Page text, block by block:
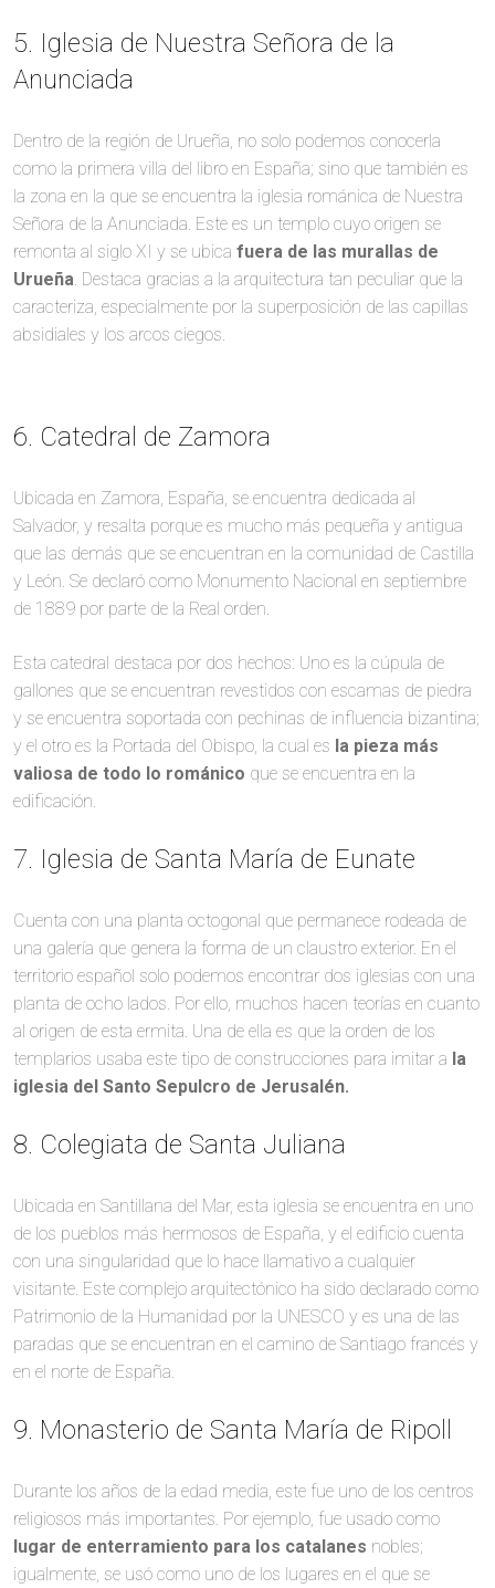
5. Iglesia de Nuestra Señora de la
Anunciada
Dentro de la región de Urueña, no solo podemos conocerla
como la primera villa del libro en España; sino que también es
la zona en la que se encuentra la iglesia románica de Nuestra
Señora de la Anunciada. Este es un templo cuyo origen se
remonta al siglo XI y se ubica fuera de las murallas de
Urueña . Destaca gracias a la arquitectura tan peculiar que la
caracteriza, especialmente por la superposición de las capillas
absidiales y los arcos ciegos.
6. Catedral de Zamora
Ubicada en Zamora, España, se encuentra dedicada al
Salvador, y resalta porque es mucho más pequeña y antigua
que las demás que se encuentran en la comunidad de Castilla
y León. Se declaró como Monumento Nacional en septiembre
de 1889 por parte de la Real orden.
Esta catedral destaca por dos hechos: Uno es la cúpula de
gallones que se encuentran revestidos con escamas de piedra
y se encuentra soportada con pechinas de influencia bizantina;
y el otro es la Portada del Obispo, la cual es la pieza más
valiosa de todo lo románico que se encuentra en la
edificación.
7. Iglesia de Santa María de Eunate
Cuenta con una planta octogonal que permanece rodeada de
una galería que genera la forma de un claustro exterior. En el
territorio español solo podemos encontrar dos iglesias con una
planta de ocho lados. Por ello, muchos hacen teorías en cuanto
al origen de esta ermita. Una de ella es que la orden de los
templarios usaba este tipo de construcciones para imitar a la
iglesia del Santo Sepulcro de Jerusalén.
8. Colegiata de Santa Juliana
Ubicada en Santillana del Mar, esta iglesia se encuentra en uno
de los pueblos más hermosos de España, y el edificio cuenta
con una singularidad que lo hace llamativo a cualquier
visitante. Este complejo arquitectónico ha sido declarado como
Patrimonio de la Humanidad por la UNESCO y es una de las
paradas que se encuentran en el camino de Santiago francés y
en el norte de España.
9. Monasterio de Santa María de Ripoll
Durante los años de la edad media, este fue uno de los centros
religiosos más importantes. Por ejemplo, fue usado como
lugar de enterramiento para los catalanes nobles;
igualmente, se usó como uno de los lugares en el que se